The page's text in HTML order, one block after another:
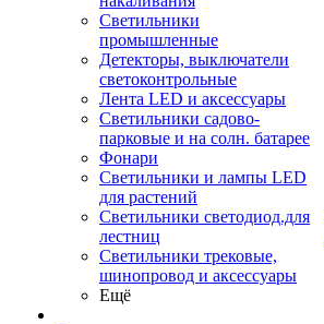
Светильники
промышленные
Детекторы, выключатели
светоконтрольные
Лента LED и аксессуары
Светильники садово-
парковые и на солн. батарее
Фонари
Светильники и лампы LED
для растений
Светильники светодиод.для
лестниц
Светильники трековые,
шинопровод и аксессуары
Ещё